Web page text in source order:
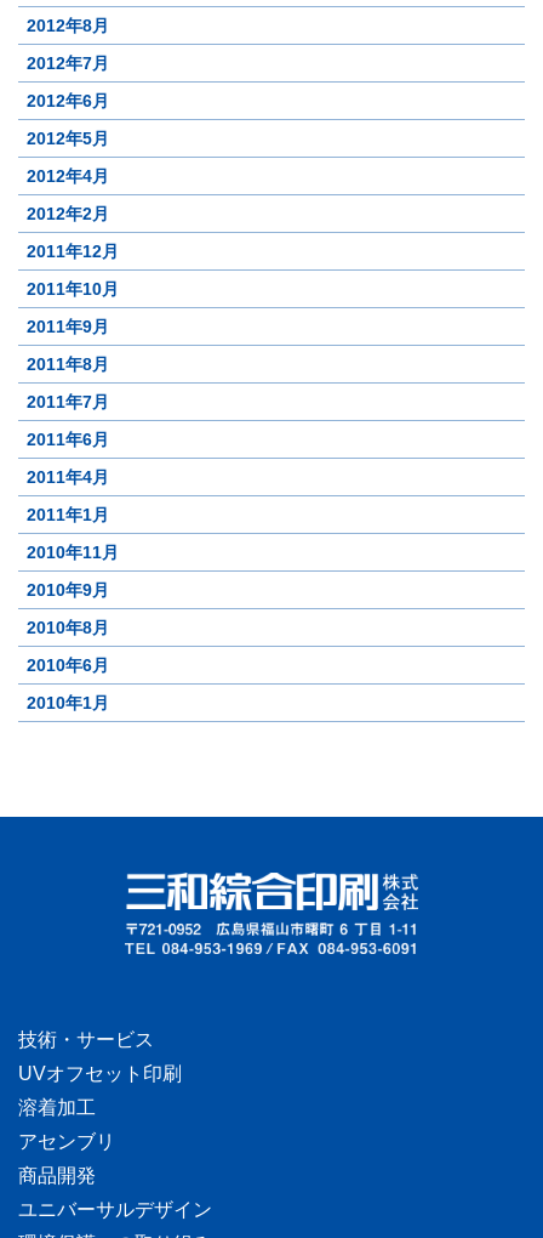
2012年8月
2012年7月
2012年6月
2012年5月
2012年4月
2012年2月
2011年12月
2011年10月
2011年9月
2011年8月
2011年7月
2011年6月
2011年4月
2011年1月
2010年11月
2010年9月
2010年8月
2010年6月
2010年1月
技術・サービス
UVオフセット印刷
溶着加工
アセンブリ
商品開発
ユニバーサルデザイン